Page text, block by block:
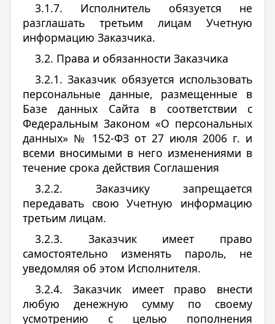
3.1.7. Исполнитель обязуется не
разглашать третьим лицам Учетную
информацию Заказчика.
3.2. Права и обязанности Заказчика
3.2.1. Заказчик обязуется использовать
персональные данные, размещенные в
Базе данных Сайта в соответствии с
Федеральным Законом «О персональных
данных» № 152-ФЗ от 27 июля 2006 г. и
всеми вносимыми в него изменениями в
течение срока действия Соглашения
3.2.2. Заказчику запрещается
передавать свою Учетную информацию
третьим лицам.
3.2.3. Заказчик имеет право
самостоятельно изменять пароль, не
уведомляя об этом Исполнителя.
3.2.4. Заказчик имеет право внести
любую денежную сумму по своему
усмотрению с целью пополнения